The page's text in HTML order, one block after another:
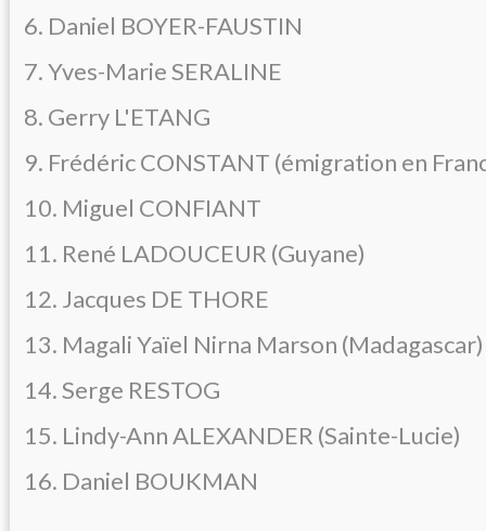
6. Daniel BOYER-FAUSTIN
7. Yves-Marie SERALINE
8. Gerry L'ETANG
9. Frédéric CONSTANT (émigration en
10. Miguel CONFIANT
11. René LADOUCEUR (Guyane)
12. Jacques DE THORE
13. Magali Yaïel Nirna Marson (Madagascar)
14. Serge RESTOG
15. Lindy-Ann ALEXANDER (Sainte-Lucie)
16. Daniel BOUKMAN